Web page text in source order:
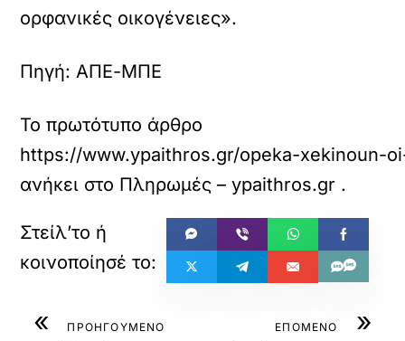
ορφανικές οικογένειες».
Πηγή: ΑΠΕ-ΜΠΕ
Το πρωτότυπο άρθρο
https://www.ypaithros.gr/opeka-xekinoun-
ανήκει στο Πληρωμές – ypaithros.gr .
« ΠΡΟΗΓΟΥΜΕΝΟ »
ΕΠΟΜΕΝΟ